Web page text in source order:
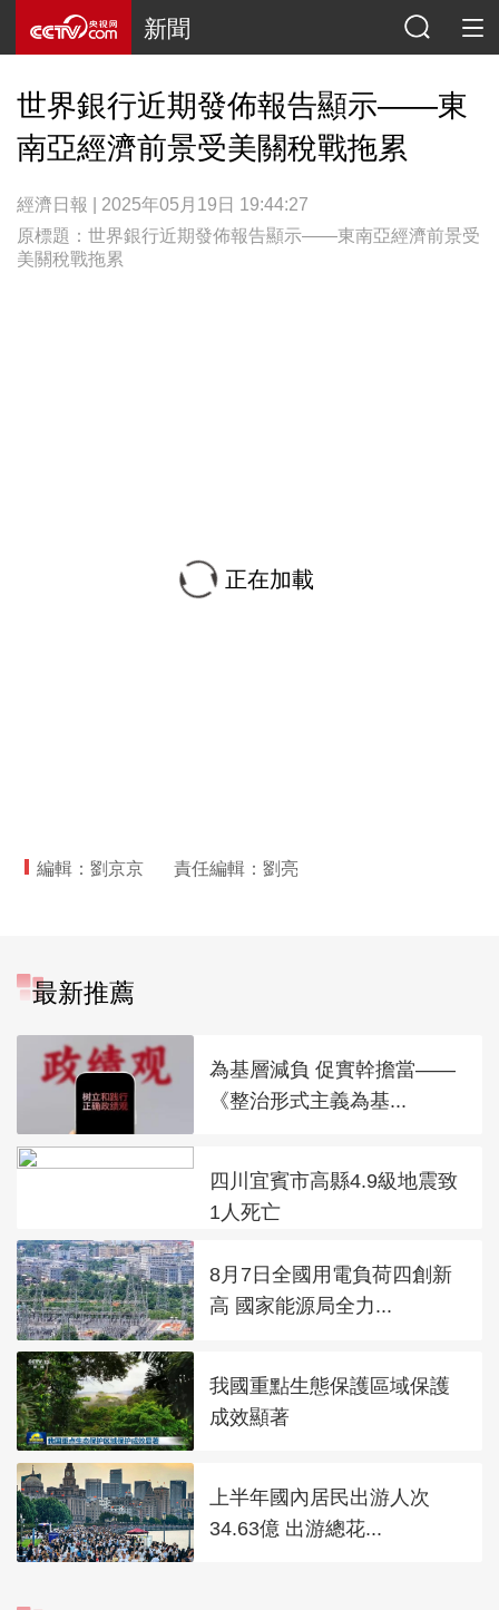
新聞
世界銀行近期發佈報告顯示——東
南亞經濟前景受美關稅戰拖累
經濟日報 | 2025年05月19日 19:44:27
原標題：世界銀行近期發佈報告顯示——東南亞經濟前景受
美關稅戰拖累
正在加載
編輯：劉京京 責任編輯：劉亮
最新推薦
為基層減負 促實幹擔當——
《整治形式主義為基...
四川宜賓市高縣4.9級地震致
1人死亡
8月7日全國用電負荷四創新
高 國家能源局全力...
我國重點生態保護區域保護
成效顯著
上半年國內居民出游人次
34.63億 出游總花...